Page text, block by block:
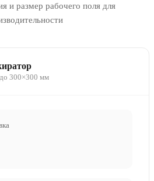
и размер рабочего поля для
300×300 мм